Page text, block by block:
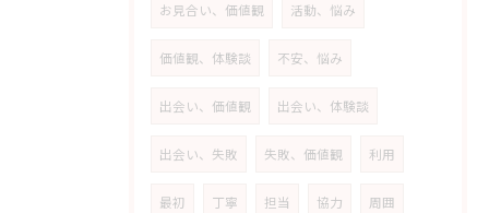
お見合い、価値観 活動、悩み
価値観、体験談 不安、悩み
出会い、価値観 出会い、体験談
出会い、失敗 失敗、価値観 利用
最初 丁寧 担当 協力 周囲